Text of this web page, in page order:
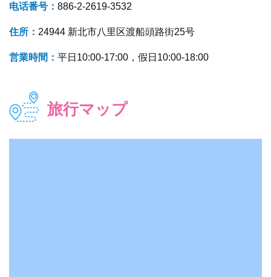
电话番号： 886-2-2619-3532
住所： 24944 新北市八里区渡船頭路街25号
営業時間： 平日10:00-17:00，假日10:00-18:00
旅行マップ